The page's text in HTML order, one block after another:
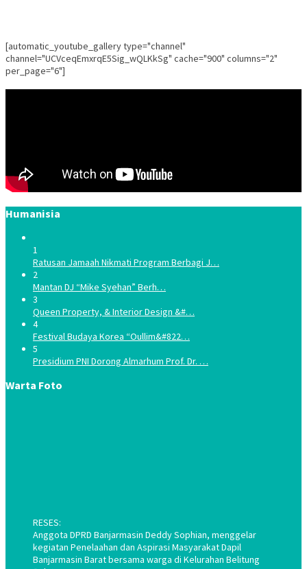
[automatic_youtube_gallery type="channel"
channel="UCVceqEmxrqE5Sig_wQLKkSg" cache="900" columns="2"
per_page="6"]
Humanisia
1
Ratusan Jamaah Nikmati Program Berbagi J…
2
Mantan DJ “Mike Syehan” Berh…
3
Queen Property, & Interior Design &#…
4
Festival Budaya Korea “Oullim&#822…
5
Presidium PNI Dorong Almarhum Prof. Dr. …
Warta Foto
RESES:
Anggota DPRD Banjarmasin Deddy Sophian, menggelar
kegiatan Penelaahan dan Aspirasi Masyarakat Dapil
Banjarmasin Barat bersama warga di Kelurahan Belitung